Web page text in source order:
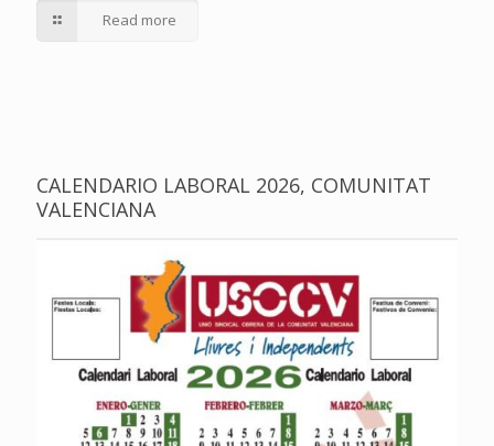
Read more
CALENDARIO LABORAL 2026, COMUNITAT
VALENCIANA